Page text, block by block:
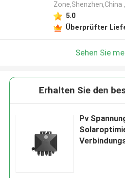
Zone,Shenzhen,China
5.0
Überprüfter
Sehen Sie
Erhalten Sie den
Pv